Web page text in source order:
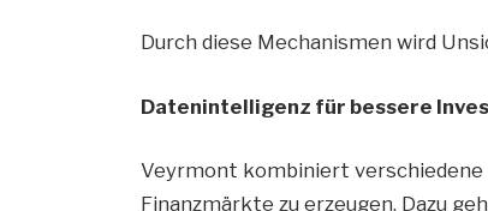
Durch diese Mechanismen wird
Datenintelligenz für bessere
Veyrmont kombiniert verschiedene
Finanzmärkte zu erzeugen. Dazu